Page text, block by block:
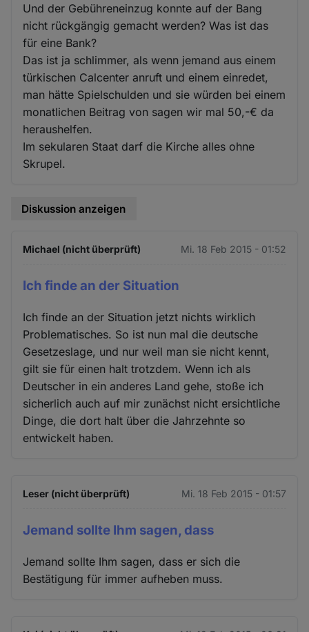
Und der Gebühreneinzug konnte auf der Bang
nicht rückgängig gemacht werden? Was ist das
für eine Bank?
Das ist ja schlimmer, als wenn jemand aus einem
türkischen Calcenter anruft und einem einredet,
man hätte Spielschulden und sie würden bei einem
monatlichen Beitrag von sagen wir mal 50,-€ da
heraushelfen.
Im sekularen Staat darf die Kirche alles ohne
Skrupel.
Diskussion anzeigen
Michael (nicht überprüft) Mi. 18 Feb 2015 - 01:52
Ich finde an der Situation
Ich finde an der Situation jetzt nichts wirklich
Problematisches. So ist nun mal die deutsche
Gesetzeslage, und nur weil man sie nicht kennt,
gilt sie für einen halt trotzdem. Wenn ich als
Deutscher in ein anderes Land gehe, stoße ich
sicherlich auch auf mir zunächst nicht ersichtliche
Dinge, die dort halt über die Jahrzehnte so
entwickelt haben.
Leser (nicht überprüft) Mi. 18 Feb 2015 - 01:57
Jemand sollte Ihm sagen, dass
Jemand sollte Ihm sagen, dass er sich die
Bestätigung für immer aufheben muss.